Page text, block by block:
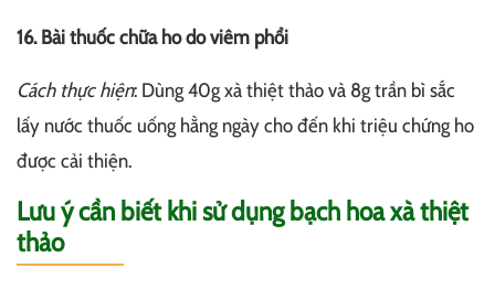
16. Bài thuốc chữa ho do viêm phổi
Cách thực hiện: Dùng 40g xà thiệt thảo và 8g trần bì sắc
lấy nước thuốc uống hằng ngày cho đến khi triệu chứng ho
được cải thiện.
Lưu ý cần biết khi sử dụng bạch hoa xà thiệt
thảo